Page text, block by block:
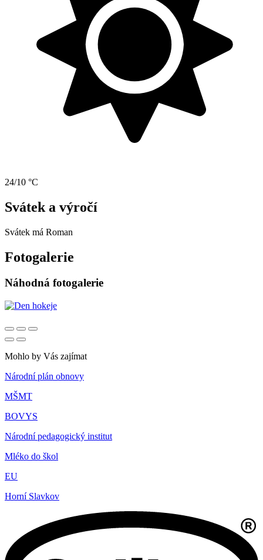
24/10 °C
Svátek a výročí
Svátek má Roman
Fotogalerie
Náhodná fotogalerie
Mohlo by Vás zajímat
Národní plán obnovy
MŠMT
BOVYS
Národní pedagogický institut
Mléko do škol
EU
Horní Slavkov